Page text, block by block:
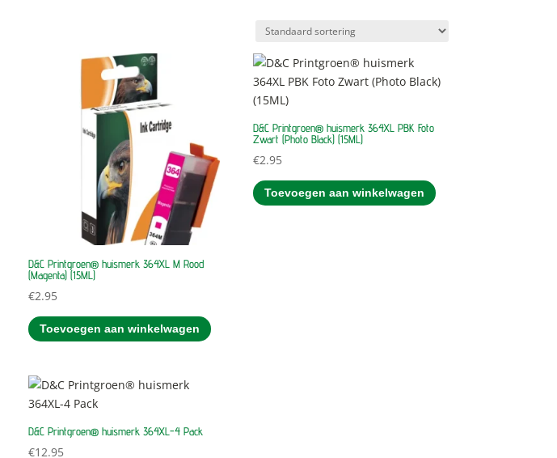
D&C Printgroen® huismerk 364XL M Rood
(Magenta) (15ML)
€2.95
Toevoegen aan winkelwagen
D&C Printgroen® huismerk 364XL PBK Foto
Zwart (Photo Black) (15ML)
€2.95
Toevoegen aan winkelwagen
D&C Printgroen® huismerk 364XL-4 Pack
€12.95